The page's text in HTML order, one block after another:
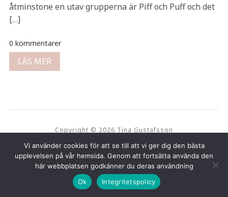
åtminstone en utav grupperna är Piff och Puff och det
[…]
0 kommentarer
LÄS MER
Copyright © 2026 Tina Gustafsson
Vi använder cookies för att se till att vi ger dig den bästa
upplevelsen på vår hemsida. Genom att fortsätta använda den
här webbplatsen godkänner du deras användning
Ok
Integritetspolicy